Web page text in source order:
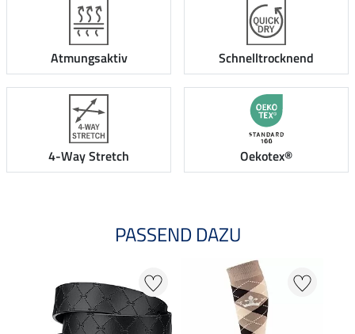
Atmungsaktiv Schnelltrocknend
4-Way Stretch Oekotex®
PASSEND DAZU